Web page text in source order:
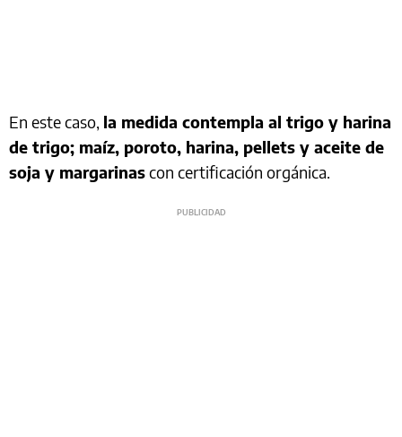
En este caso, la medida contempla al trigo y harina
de trigo; maíz, poroto, harina, pellets y aceite de
soja y margarinascon certificación orgánica.